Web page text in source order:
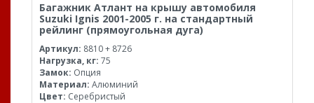
Багажник Атлант на крышу автомобиля
Suzuki Ignis 2001-2005 г. на стандартный
рейлинг (прямоугольная дуга)
Артикул: 8810 + 8726
Нагрузка, кг: 75
Замок: Опция
Материал: Алюминий
Цвет: Серебристый